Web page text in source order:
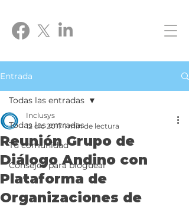
Entrada
Todas las entradas
Tu comunidad
Consejos para bloguear
Todas las entradas
Reunión Grupo de
Diálogo Andino con
Plataforma de
Organizaciones de
Inclusys
12 dic 2017 1 min de lectura